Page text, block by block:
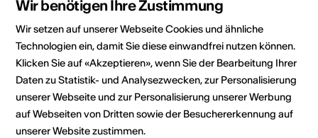
Wir benötigen Ihre Zustimmung
Wir setzen auf unserer Webseite Cookies und ähnliche
Technologien ein, damit Sie diese einwandfrei nutzen können.
Klicken Sie auf «Akzeptieren», wenn Sie der Bearbeitung Ihrer
Daten zu Statistik- und Analysezwecken, zur Personalisierung
unserer Webseite und zur Personalisierung unserer Werbung
auf Webseiten von Dritten sowie der Besuchererkennung auf
unserer Website zustimmen.